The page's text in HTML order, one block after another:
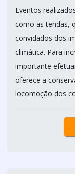
Eventos
como as tendas,
convidados dos
climática. Para
importante
oferece a
locomoção dos